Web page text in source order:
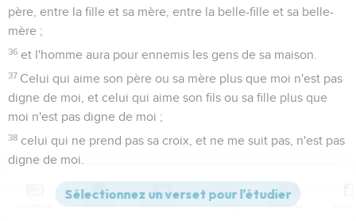
père, entre la fille et sa mère, entre la belle-fille et sa belle-
mère ;
36 et l'homme aura pour ennemis les gens de sa maison.
37 Celui qui aime son père ou sa mère plus que moi n'est pas
digne de moi, et celui qui aime son fils ou sa fille plus que
moi n'est pas digne de moi ;
38 celui qui ne prend pas sa croix, et ne me suit pas, n'est pas
digne de moi.
Celui qui conservera sa vie la perdra, et celui qui perdra sa
vie à cause de moi la retrouvera.
Versions Commentaires Strong